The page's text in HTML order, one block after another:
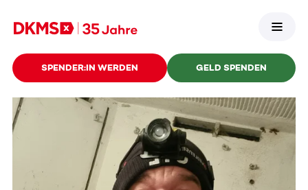
SPENDER:IN WERDEN GELD SPENDEN